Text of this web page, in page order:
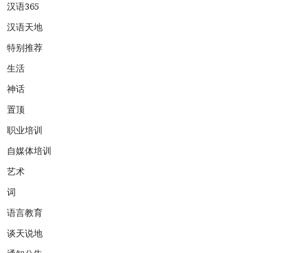
汉语365
汉语天地
特别推荐
生活
神话
置顶
职业培训
自媒体培训
艺术
词
语言教育
谈天说地